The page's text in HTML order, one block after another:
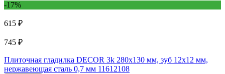
-17%
615 ₽
745 ₽
Плиточная гладилка DECOR 3k 280x130 мм, зуб 12x12 мм,
нержавеющая сталь 0,7 мм 11612108